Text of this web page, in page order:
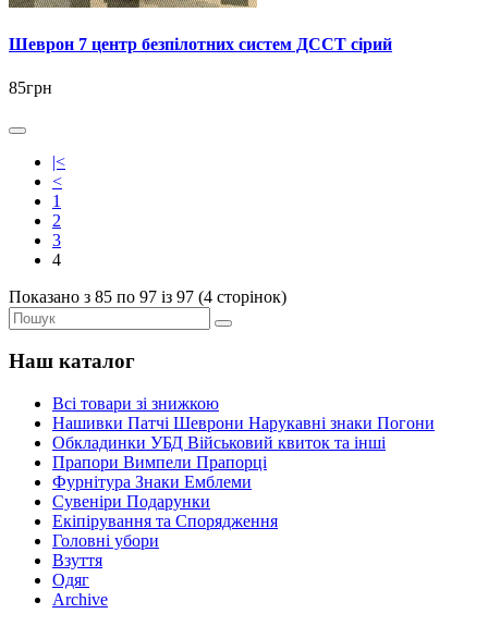
Шеврон 7 центр безпілотних систем ДССТ сірий
85грн
|<
<
1
2
3
4
Показано з 85 по 97 із 97 (4 сторінок)
Наш каталог
Всі товари зі знижкою
Нашивки Патчі Шеврони Нарукавні знаки Погони
Обкладинки УБД Військовий квиток та інші
Прапори Вимпели Прапорці
Фурнітура Знаки Емблеми
Сувеніри Подарунки
Екіпірування та Спорядження
Головні убори
Взуття
Одяг
Archive